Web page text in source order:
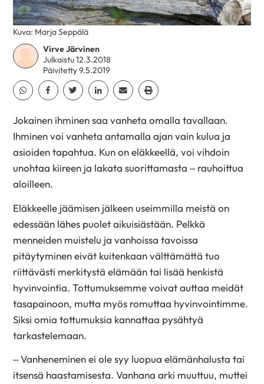
Virve Järvinen
Julkaistu 12.3.2018
Päivitetty 9.5.2019
Jaa Whatsapp
Jaa Facebook
Jaa TwitterJaa Linkedin
Jaa EmailJaa Print
Kuva: Marja Seppälä
Jokainen ihminen saa vanheta omalla tavallaan.
Ihminen voi vanheta antamalla ajan vain kulua ja
asioiden tapahtua. Kun on eläkkeellä, voi vihdoin
unohtaa kiireen ja lakata suorittamasta – rauhoittua
aloilleen.
Eläkkeelle jäämisen jälkeen useimmilla meistä on
edessään lähes puolet aikuisiästään. Pelkkä
menneiden muistelu ja vanhoissa tavoissa
pitäytyminen eivät kuitenkaan välttämättä tuo
riittävästi merkitystä elämään tai lisää henkistä
hyvinvointia. Tottumuksemme voivat auttaa meidät
tasapainoon, mutta myös romuttaa hyvinvointimme.
Siksi omia tottumuksia kannattaa pysähtyä
tarkastelemaan.
– Vanheneminen ei ole syy luopua elämänhalusta tai
itsensä haastamisesta. Vanhana arki muuttuu, muttei